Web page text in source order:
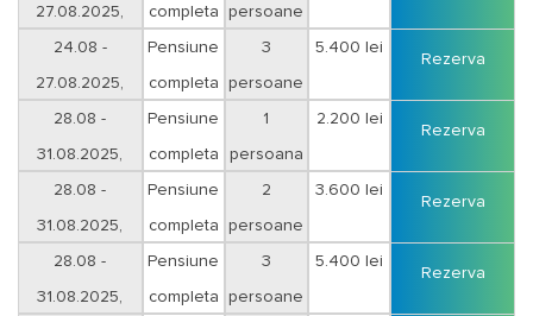
27.08.2025,
sejur 3 nopti
completa persoane
24.08 -
27.08.2025,
sejur 3 nopti
Pensiune
completa
3
persoane
5.400 lei
Rezerva
28.08 -
31.08.2025,
sejur 3 nopti
Pensiune
completa
1
persoana
2.200 lei
Rezerva
28.08 -
31.08.2025,
sejur 3 nopti
Pensiune
completa
2
persoane
3.600 lei
Rezerva
28.08 -
31.08.2025,
Pensiune
completa
3
persoane
5.400 lei
Rezerva